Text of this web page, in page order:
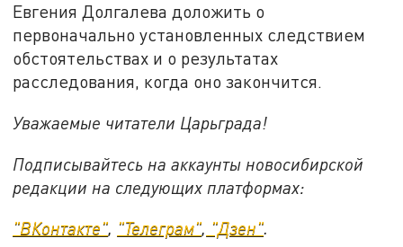
Евгения Долгалева доложить о
первоначально установленных следствием
обстоятельствах и о результатах
расследования, когда оно закончится.
Уважаемые читатели Царьграда!
Подписывайтесь на аккаунты новосибирской
редакции на следующих платформах:
"ВКонтакте", "Телеграм", "Дзен".